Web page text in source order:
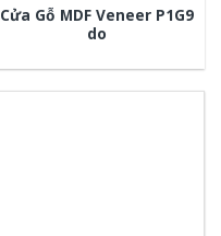
Cửa Gỗ MDF Veneer P1G9
do